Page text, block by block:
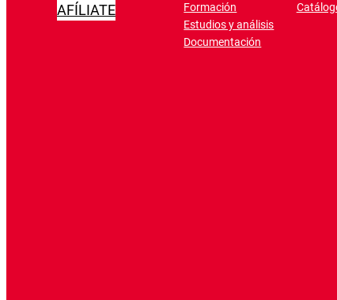
AFÍLIATE
Formación
Estudios y análisis
Documentación